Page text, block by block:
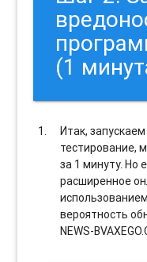
(1
Итак,
тестирование,
за 1 минуту. Но
расширенное
вероятность
NEWS-